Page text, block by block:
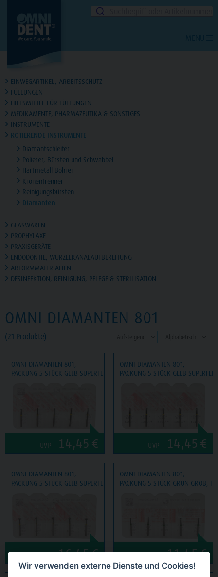
OMNI DIAMANTEN 801
(21 Produkte)
OMNI DIAMANTEN 801,
PACKUNG 5 STÜCK GELB SUPERFEIN, FG, FIGUR 001 KUGEL, ISO 016
UVP 14,45 €
OMNI DIAMANTEN 801,
PACKUNG 5 STÜCK GELB
UVP 14,45 €
OMNI DIAMANTEN 801,
PACKUNG 5 STÜCK GELB SUPERFEIN, FG, FIGUR 001 KUGEL, ISO 023
16,45€
OMNI DIAMANTEN 801,
PACKUNG 5 STÜCK GRÜN GROB,
11,45€
EINWEGARTIKEL, ARBEITSSCHUTZ
FÜLLUNGEN
HILFSMITTEL FÜR FÜLLUNGEN
MEDIKAMENTE, PHARMAZEUTIKA & SONSTIGES
INSTRUMENTE
ROTIERENDE INSTRUMENTE
Diamantschleifer
Polierer, Bürsten und Schwabbel
Hartmetall Bohrer
Kronentrenner
Reinigungsbürsten
Diamanten
GLASWAREN
PROPHYLAXE
PRAXISGERÄTE
ENDODONTIE, WURZELKANALAUFBEREITUNG
ABFORMMATERIALIEN
DESINFEKTION, REINIGUNG, PFLEGE & STERILISATION
Wir verwenden externe Dienste und Cookies!